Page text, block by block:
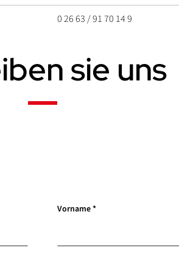
0 26 63 / 91 70 14 9
Einleitung
sie uns
Vorname*, erforderlich